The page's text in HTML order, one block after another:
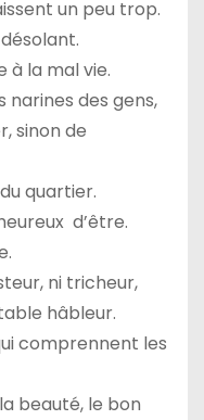
un peu trop.
à la mal vie.
narines des gens,
sinon de
quartier.
d’être.
ni tricheur,
hâbleur.
comprennent les
beauté, le bon